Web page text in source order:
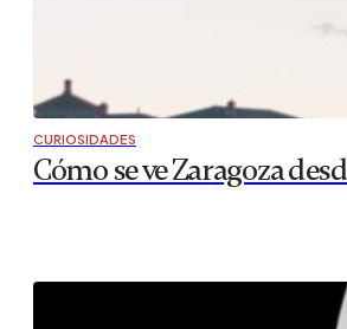
CURIOSIDADES
Cómo se ve Zaragoza